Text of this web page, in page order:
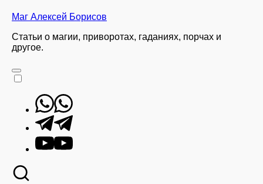
Перейти
содержимому
Маг Алексей Борисов
Статьи о магии, приворотах, гаданиях, порчах и
другое.
Whatsapp
Telegram
YouTube